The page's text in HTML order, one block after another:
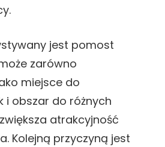
jest pomost
zarówno
miejsce do
i obszar do różnych
atrakcyjność
Kolejną przyczyną jest